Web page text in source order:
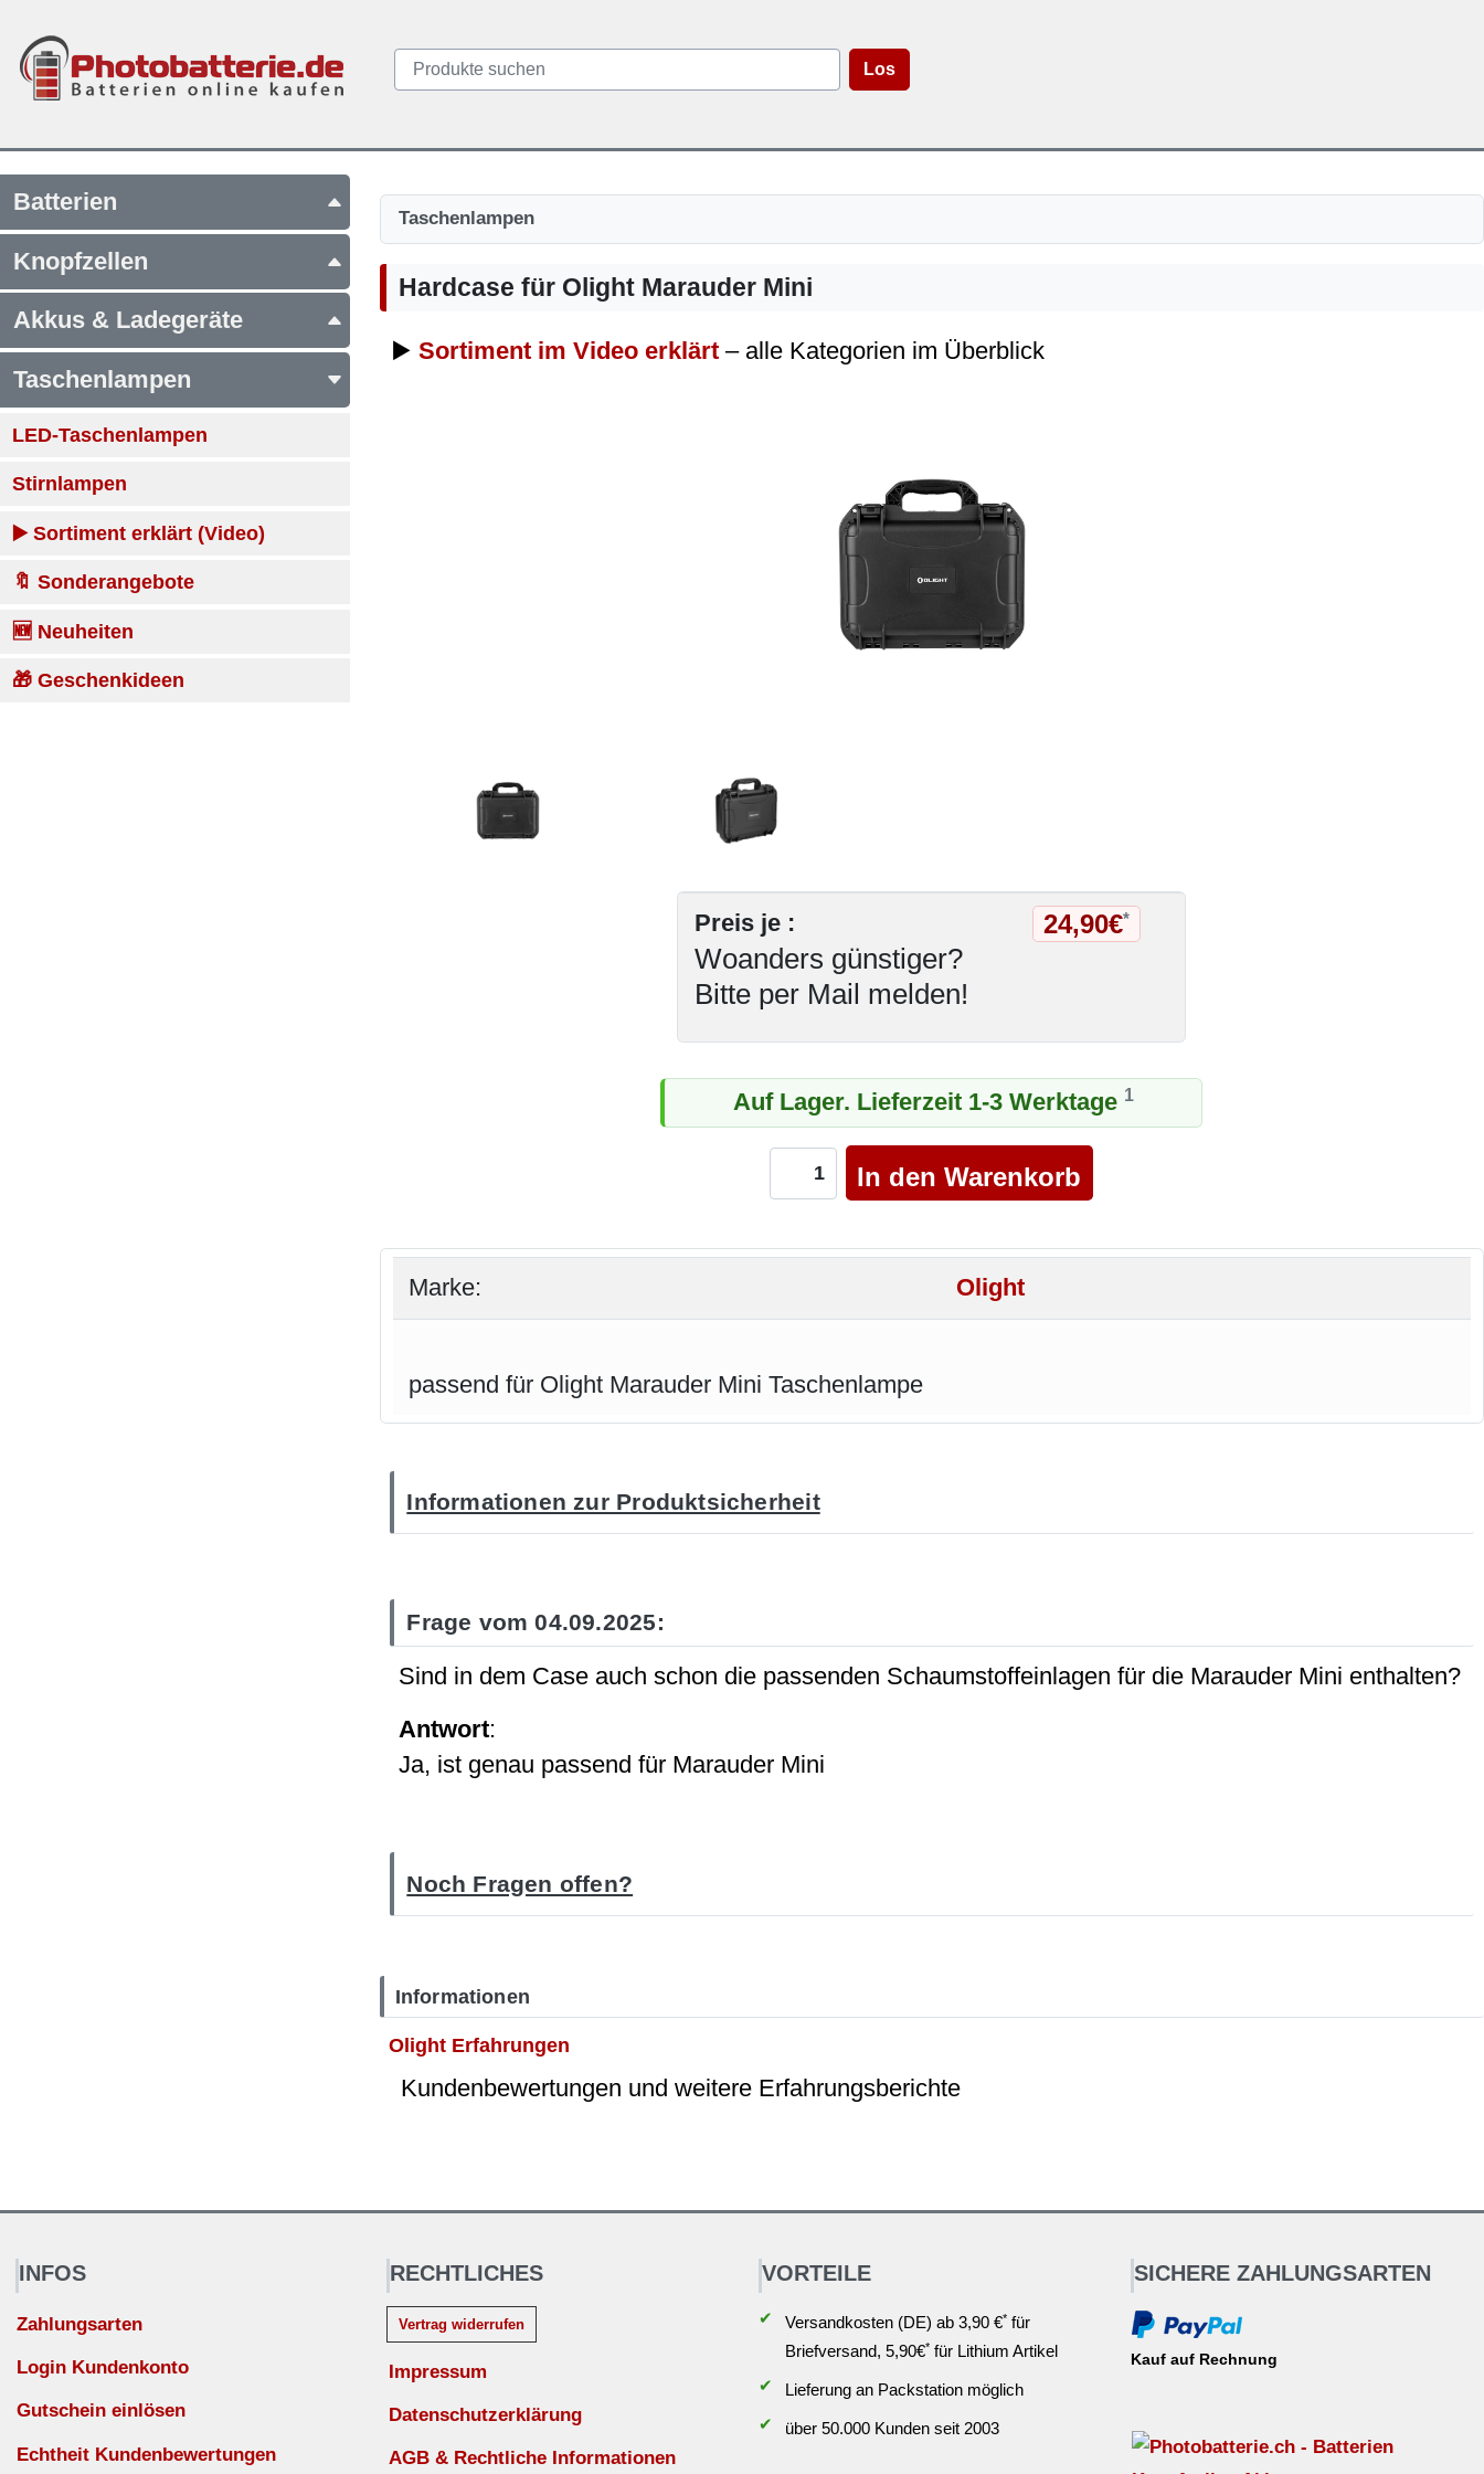
Los
Batterien
Knopfzellen
Akkus & Ladegeräte
Taschenlampen
LED-Taschenlampen
Stirnlampen
▶️ Sortiment erklärt (Video)
🔖 Sonderangebote
🆕 Neuheiten
🎁 Geschenkideen
Taschenlampen
Hardcase für Olight Marauder Mini
▶️ Sortiment im Video erklärt– alle Kategorien im Überblick
Preis je :
Woanders günstiger?
Bitte per Mail melden!
24,90€*
Auf Lager. Lieferzeit 1-3 Werktage 1
Marke: Olight
passend für Olight Marauder Mini Taschenlampe
Informationen zur Produktsicherheit
Frage vom 04.09.2025:
Sind in dem Case auch schon die passenden Schaumstoffeinlagen für die Marauder Mini enthalten?
Antwort:
Ja, ist genau passend für Marauder Mini
Noch Fragen offen?
Informationen
Olight Erfahrungen
Kundenbewertungen und weitere Erfahrungsberichte
INFOS
Zahlungsarten
Login Kundenkonto
Gutschein einlösen
Echtheit Kundenbewertungen
RECHTLICHES
Vertrag widerrufen
Impressum
Datenschutzerklärung
AGB & Rechtliche Informationen
VORTEILE
✔ Versandkosten (DE) ab 3,90 €* für
Briefversand, 5,90€* für Lithium Artikel
✔
Lieferung an Packstation möglich
✔
über 50.000 Kunden seit 2003
SICHERE ZAHLUNGSARTEN
Kauf auf Rechnung